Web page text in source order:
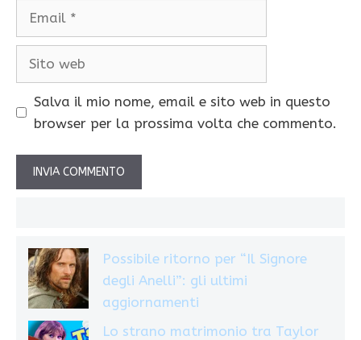
Salva il mio nome, email e sito web in questo
browser per la prossima volta che commento.
Possibile ritorno per “Il Signore
degli Anelli”: gli ultimi
aggiornamenti
Lo strano matrimonio tra Taylor